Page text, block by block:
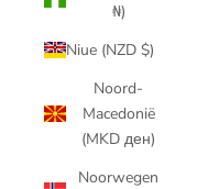
₦)
Niue (NZD $)
Noord-
Macedonië
(MKD ден)
Noorwegen